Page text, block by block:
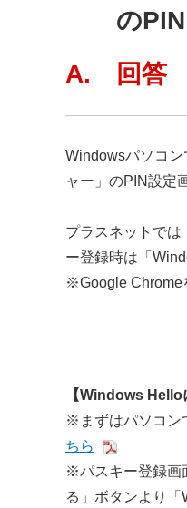
の
A. 回答
Windowsパソコ
ャー」のPIN設定
プラスネットでは
ー登録時は「
※Google Chrome
【Windows Hello
※まずはパソコン
ちら
※パスキー登録画
る」ボタンより